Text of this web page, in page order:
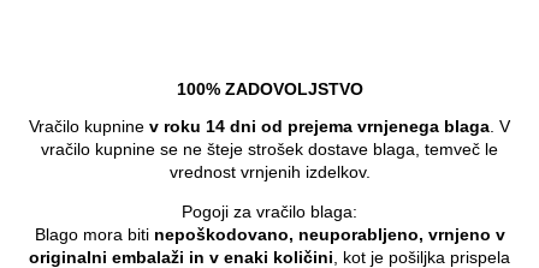
100% ZADOVOLJSTVO
Vračilo kupnine v roku 14 dni od prejema vrnjenega blaga . V
vračilo kupnine se ne šteje strošek dostave blaga, temveč le
vrednost vrnjenih izdelkov.
Pogoji za vračilo blaga:
Blago mora biti nepoškodovano, neuporabljeno, vrnjeno v
originalni embalaži in v enaki količini , kot je pošiljka prispela